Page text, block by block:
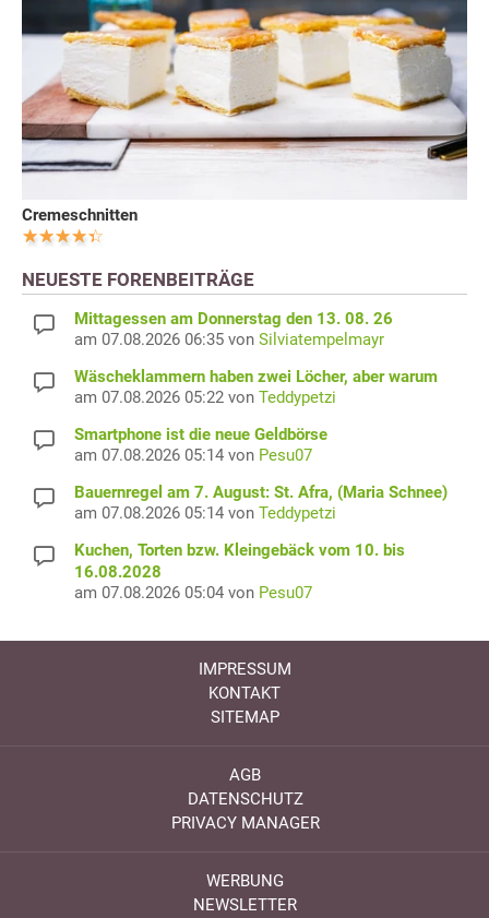
Cremeschnitten
NEUESTE FORENBEITRÄGE
Mittagessen am Donnerstag den 13. 08. 26
am 07.08.2026 06:35 von Silviatempelmayr
Wäscheklammern haben zwei Löcher, aber warum
am 07.08.2026 05:22 von Teddypetzi
Smartphone ist die neue Geldbörse
am 07.08.2026 05:14 von Pesu07
Bauernregel am 7. August: St. Afra, (Maria Schnee)
am 07.08.2026 05:14 von Teddypetzi
Kuchen, Torten bzw. Kleingebäck vom 10. bis
16.08.2028
am 07.08.2026 05:04 von Pesu07
IMPRESSUM
KONTAKT
SITEMAP
AGB
DATENSCHUTZ
PRIVACY MANAGER
WERBUNG
NEWSLETTER